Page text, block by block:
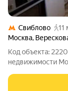
Свиблово
11
Москва,
Код объекта:
недвижимости Москвы двухкомнатная
адресу: